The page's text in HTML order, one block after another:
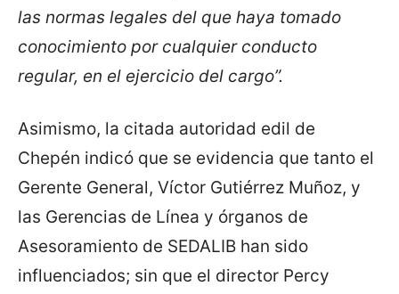
las normas legales del que haya tomado
conocimiento por cualquier conducto
regular, en el ejercicio del cargo”.
Asimismo, la citada autoridad edil de
Chepén indicó que se evidencia que tanto el
Gerente General, Víctor Gutiérrez Muñoz, y
las Gerencias de Línea y órganos de
Asesoramiento de SEDALIB han sido
influenciados; sin que el director Percy